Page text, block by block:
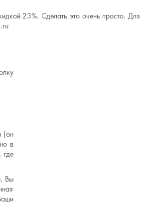
23%. Сделать это очень просто. Для
(он
в
где
Вы